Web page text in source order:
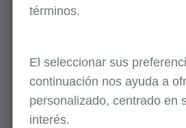
Herramienta de
términos.
El seleccionar sus
continuación nos ayuda a
personalizado, centrado en
interés.